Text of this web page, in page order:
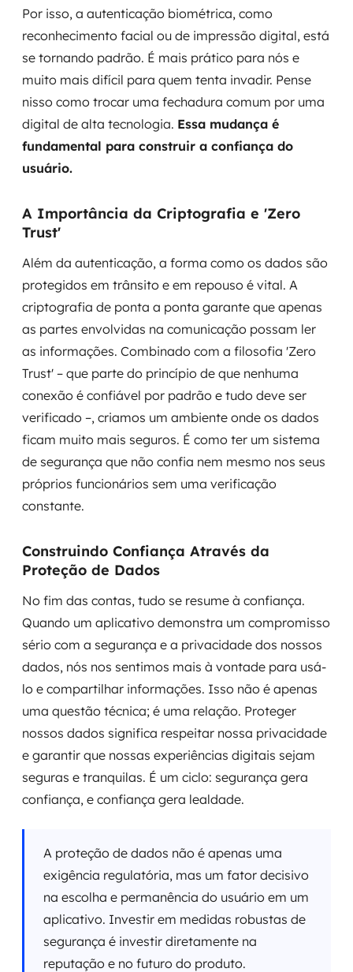
Por isso, a autenticação biométrica, como
reconhecimento facial ou de impressão digital, está
se tornando padrão. É mais prático para nós e
muito mais difícil para quem tenta invadir. Pense
nisso como trocar uma fechadura comum por uma
digital de alta tecnologia. Essa mudança é
fundamental para construir a confiança do
usuário.
A Importância da Criptografia e 'Zero
Trust'
Além da autenticação, a forma como os dados são
protegidos em trânsito e em repouso é vital. A
criptografia de ponta a ponta garante que apenas
as partes envolvidas na comunicação possam ler
as informações. Combinado com a filosofia 'Zero
Trust' – que parte do princípio de que nenhuma
conexão é confiável por padrão e tudo deve ser
verificado –, criamos um ambiente onde os dados
ficam muito mais seguros. É como ter um sistema
de segurança que não confia nem mesmo nos seus
próprios funcionários sem uma verificação
constante.
Construindo Confiança Através da
Proteção de Dados
No fim das contas, tudo se resume à confiança.
Quando um aplicativo demonstra um compromisso
sério com a segurança e a privacidade dos nossos
dados, nós nos sentimos mais à vontade para usá-
lo e compartilhar informações. Isso não é apenas
uma questão técnica; é uma relação. Proteger
nossos dados significa respeitar nossa privacidade
e garantir que nossas experiências digitais sejam
seguras e tranquilas. É um ciclo: segurança gera
confiança, e confiança gera lealdade.
A proteção de dados não é apenas uma
exigência regulatória, mas um fator decisivo
na escolha e permanência do usuário em um
aplicativo. Investir em medidas robustas de
segurança é investir diretamente na
reputação e no futuro do produto.